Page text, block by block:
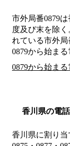
市外局番0879は
度及び末を除
れている市外局
0879から始ま
0879から始ま
香川県の電
香川県に割り当